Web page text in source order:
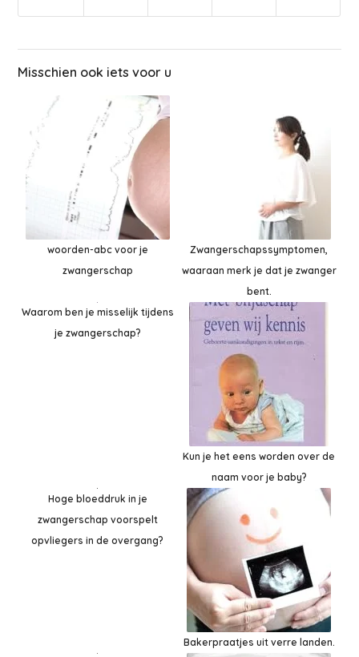
Misschien ook iets voor u
woorden-abc voor je
zwangerschap
Zwangerschapssymptomen,
waaraan merk je dat je zwanger
bent.
Waarom ben je misselijk tijdens
je zwangerschap?
Kun je het eens worden over de
naam voor je baby?
Hoge bloeddruk in je
zwangerschap voorspelt
opvliegers in de overgang?
Bakerpraatjes uit verre landen.